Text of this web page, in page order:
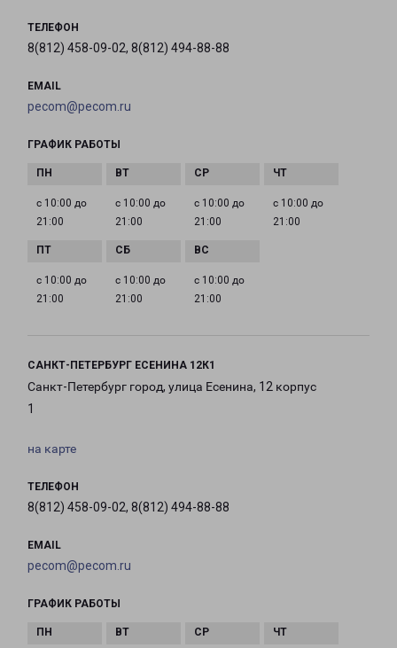
ТЕЛЕФОН
8(812) 458-09-02, 8(812) 494-88-88
EMAIL
pecom@pecom.ru
ГРАФИК РАБОТЫ
с 10:00 до
21:00
с 10:00 до
21:00
с 10:00 до
21:00
с 10:00 до
21:00
с 10:00 до
21:00
с 10:00 до
21:00
с 10:00 до
21:00
САНКТ-ПЕТЕРБУРГ ЕСЕНИНА 12К1
Санкт-Петербург город, улица Есенина, 12 корпус
1
на карте
ТЕЛЕФОН
8(812) 458-09-02, 8(812) 494-88-88
EMAIL
pecom@pecom.ru
ГРАФИК РАБОТЫ